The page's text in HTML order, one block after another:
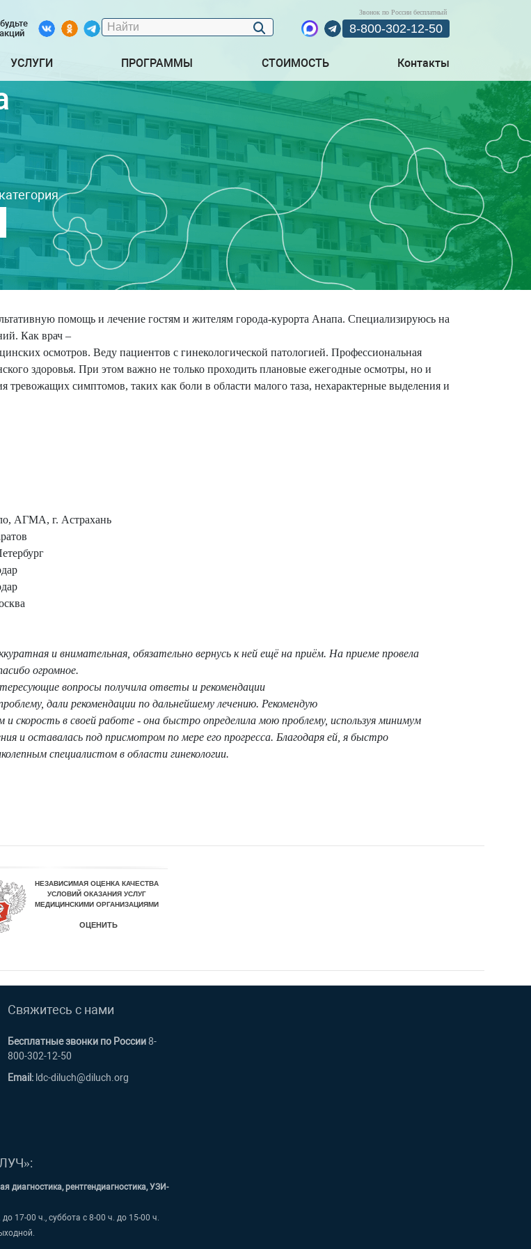
Звонок по России бесплатный
8-800-302-12-50
УСЛУГИ ПРОГРАММЫ СТОИМОСТЬ Контакты
помощь и лечение гостям и жителям города-курорта Анапа. Специализируюсь на
Как врач –
осмотров. Веду пациентов с гинекологической патологией. Профессиональная
здоровья. При этом важно не только проходить плановые ежегодные осмотры, но и
симптомов, таких как боли в области малого таза, нехарактерные выделения и
АГМА, г. Астрахань
и внимательная, обязательно вернусь к ней ещё на приём. На приеме провела
огромное.
вопросы получила ответы и рекомендации
дали рекомендации по дальнейшему лечению. Рекомендую
скорость в своей работе - она быстро определила мою проблему, используя минимум
и оставалась под присмотром по мере его прогресса. Благодаря ей, я быстро
специалистом в области гинекологии.
Свяжитесь с нами
Бесплатные звонки по России8-
800-302-12-50
Email: ldc-diluch@diluch.org
диагностика, рентгендиагностика, УЗИ-
до 17-00 ч., суббота с 8-00 ч. до 15-00 ч.